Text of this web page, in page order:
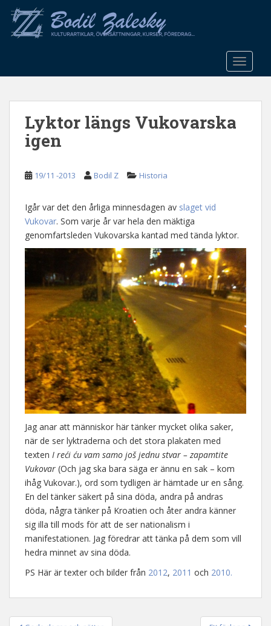
o
Lyktor längs Vukovarska
igen
19/11 -2013 Bodil Z Historia
Igår var det den årliga minnesdagen av slaget vid
Vukovar. Som varje år var hela den mäktiga
genomfartsleden Vukovarska kantad med tända lyktor.
Jag anar att människor här tänker mycket olika saker,
när de ser lyktraderna och det stora plakaten med
texten I reći ću vam samo još jednu stvar – zapamtite
Vukovar (Och jag ska bara säga er ännu en sak – kom
ihåg Vukovar.), ord som tydligen är hämtade ur en sång.
En del tänker säkert på sina döda, andra på andras
döda, några tänker på Kroatien och åter andra känner
sig illa till mods för att de ser nationalism i
manifestationen. Jag föredrar att tänka på dem som vill
hedra minnet av sina döda.
PS Här är texter och bilder från 2012, 2011 och 2010.